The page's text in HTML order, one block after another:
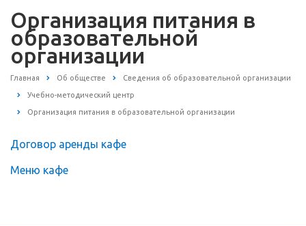
Организация питания в
образовательной
организации
Главная Об обществе Сведения об образовательной организации
Учебно-методический центр
Организация питания в образовательной организации
Договор аренды кафе
Меню кафе